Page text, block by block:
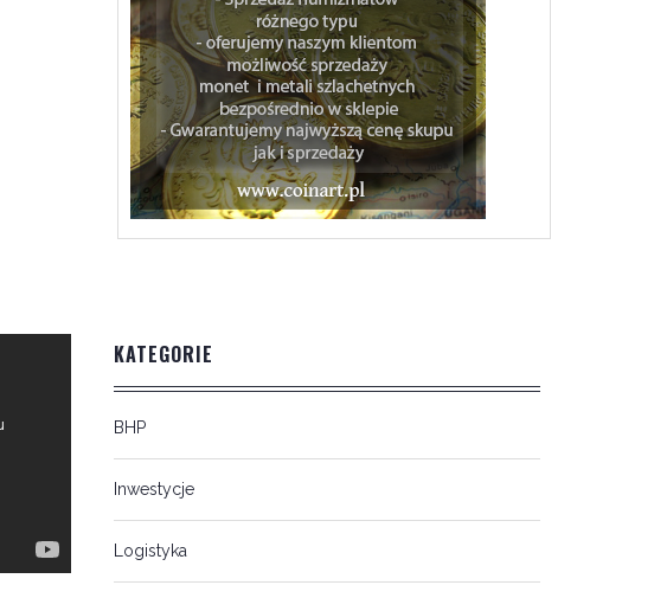
KATEGORIE
BHP
Inwestycje
Logistyka